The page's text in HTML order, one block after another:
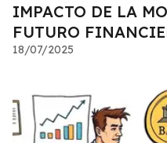
IMPACTO DE LA
FUTURO
18/07/2025